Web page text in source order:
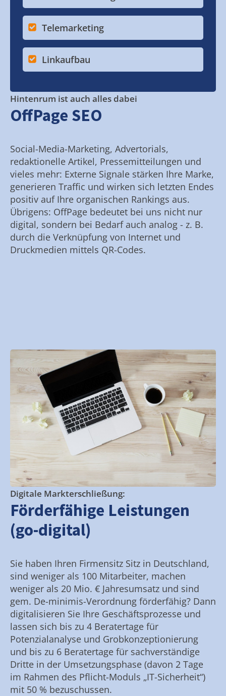
Telemarketing
Linkaufbau
Hintenrum ist auch alles dabei
OffPage SEO
Social-Media-Marketing, Advertorials,
redaktionelle Artikel, Pressemitteilungen und
vieles mehr: Externe Signale stärken Ihre Marke,
generieren Traffic und wirken sich letzten Endes
positiv auf Ihre organischen Rankings aus.
Übrigens: OffPage bedeutet bei uns nicht nur
digital, sondern bei Bedarf auch analog - z. B.
durch die Verknüpfung von Internet und
Druckmedien mittels QR-Codes.
Digitale Markterschließung:
Förderfähige Leistungen
(go-digital)
Sie haben Ihren Firmensitz Sitz in Deutschland,
sind weniger als 100 Mitarbeiter, machen
weniger als 20 Mio. € Jahresumsatz und sind
gem. De-minimis-Verordnung förderfähig? Dann
digitalisieren Sie Ihre Geschäftsprozesse und
lassen sich bis zu 4 Beratertage für
Potenzialanalyse und Grobkonzeptionierung
und bis zu 6 Beratertage für sachverständige
Dritte in der Umsetzungsphase (davon 2 Tage
im Rahmen des Pflicht-Moduls „IT-Sicherheit“)
mit 50 % bezuschussen.